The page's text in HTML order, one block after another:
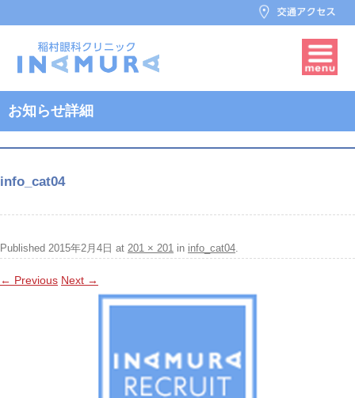
お知らせ詳細
info_cat04
Published 2015年2月4日 at 201 × 201 in info_cat04.
← Previous Next →